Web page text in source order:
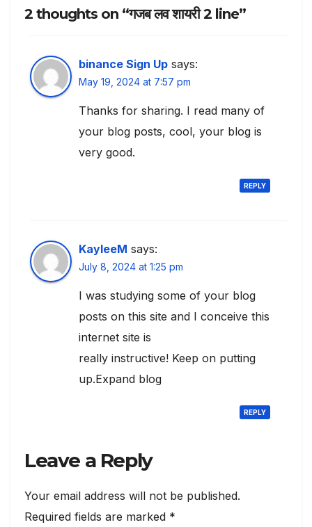
2 thoughts on “गजब लव शायरी 2 line”
binance Sign Up says:
May 19, 2024 at 7:57 pm
Thanks for sharing. I read many of
your blog posts, cool, your blog is
very good.
REPLY
KayleeM says:
July 8, 2024 at 1:25 pm
I was studying some of your blog
posts on this site and I conceive this
internet site is
really instructive! Keep on putting
up.Expand blog
REPLY
Leave a Reply
Your email address will not be published.
Required fields are marked *